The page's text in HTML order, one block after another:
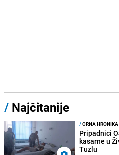
/ Najčitanije
/CRNA HRONIKA
Pripadnici
kasarne u
Tuzlu